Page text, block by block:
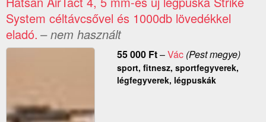
System céltávcsővel és 1000db lövedékkel
eladó. – nem használt
55 000 Ft–Vác(Pest megye)
sport, fitnesz, sportfegyverek,
légfegyverek, légpuskák